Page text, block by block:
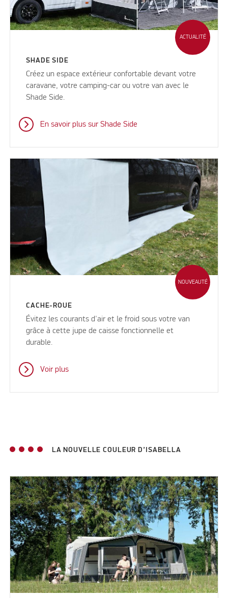
ACTUALITÉ
SHADE SIDE
Créez un espace extérieur confortable devant votre
caravane, votre camping-car ou votre van avec le
Shade Side.
En savoir plus sur Shade Side
NOUVEAUTÉ
CACHE-ROUE
Évitez les courants d'air et le froid sous votre van
grâce à cette jupe de caisse fonctionnelle et
durable.
Voir plus
LA NOUVELLE COULEUR D’ISABELLA